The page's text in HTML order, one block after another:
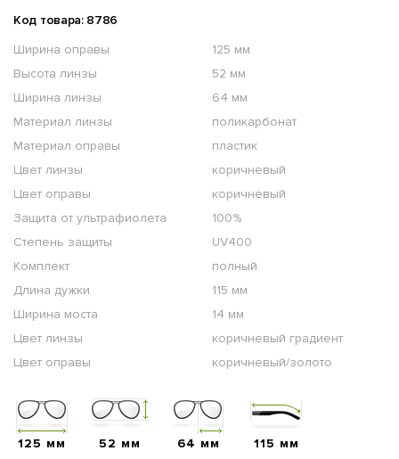
Код товара: 8786
Ширина оправы
125 мм
Высота линзы
52 мм
Ширина линзы
64 мм
Материал линзы
поликарбонат
Материал оправы
пластик
Цвет линзы
коричневый
Цвет оправы
коричневый
Защита от ультрафиолета
100%
Степень защиты
UV400
Комплект
полный
Длина дужки
115 мм
Ширина моста
14 мм
Цвет линзы
коричневый градиент
Цвет оправы
коричневый/золото
125 мм 52 мм 64 мм 115 мм